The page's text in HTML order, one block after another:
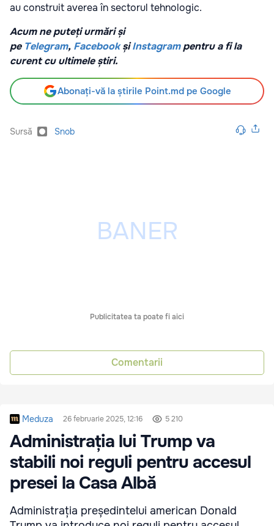
au construit averea în sectorul tehnologic.
Acum ne puteți urmări și
pe Telegram, Facebook șiInstagrampentru a fi la
curent cu ultimele știri.
Abonați-vă la știrile Point.md pe Google
Sursă Snob
Publicitatea ta poate fi aici
Comentarii
Meduza 26 februarie 2025, 12:16 5 210
Administrația lui Trump va
stabili noi reguli pentru accesul
presei la Casa Albă
Administrația președintelui american Donald